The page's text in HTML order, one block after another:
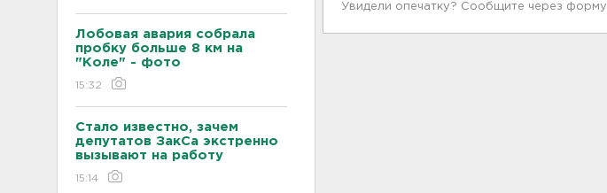
Лобовая авария собрала
пробку больше 8 км на
"Коле" - фото
15:32
Стало известно, зачем
депутатов ЗакСа экстренно
вызывают на работу
15:14
Увидели опечатку? Сообщите через форму